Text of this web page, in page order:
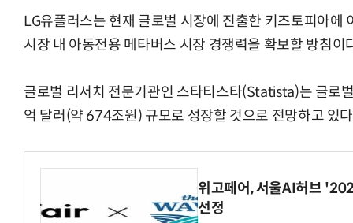
LG유플러스는 현재 글로벌 시장에 진출한 키즈토피아에
시장 내 아동전용 메타버스 시장 경쟁력을 확보할 방침이
글로벌 리서치 전문기관인 스타티스타(Statista)는 글로
억 달러(약 674조원) 규모로 성장할 것으로 전망하고 있
위고페어, 서울AI허브
선정